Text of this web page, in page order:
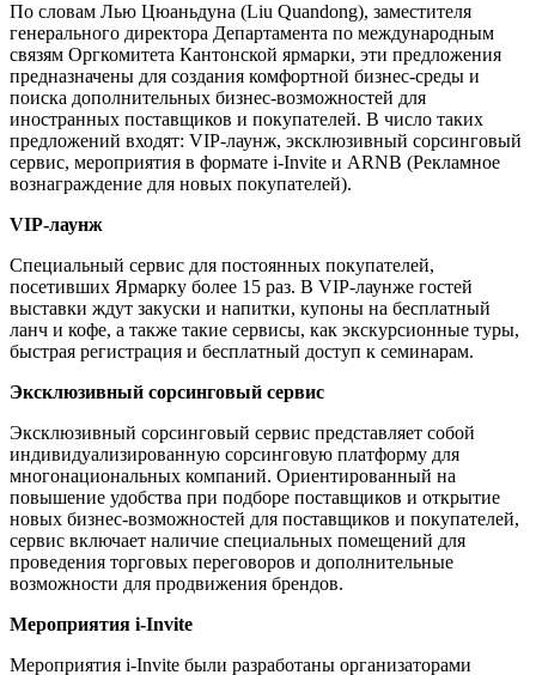
По словам Лью Цюаньдуна (Liu Quandong), заместителя
генерального директора Департамента по международным
связям Оргкомитета Кантонской ярмарки, эти предложения
предназначены для создания комфортной бизнес-среды и
поиска дополнительных бизнес-возможностей для
иностранных поставщиков и покупателей. В число таких
предложений входят: VIP-лаунж, эксклюзивный сорсинговый
сервис, мероприятия в формате i-Invite и ARNB (Рекламное
вознаграждение для новых покупателей).
VIP-лаунж
Специальный сервис для постоянных покупателей,
посетивших Ярмарку более 15 раз. В VIP-лаунже гостей
выставки ждут закуски и напитки, купоны на бесплатный
ланч и кофе, а также такие сервисы, как экскурсионные туры,
быстрая регистрация и бесплатный доступ к семинарам.
Эксклюзивный сорсинговый сервис
Эксклюзивный сорсинговый сервис представляет собой
индивидуализированную сорсинговую платформу для
многонациональных компаний. Ориентированный на
повышение удобства при подборе поставщиков и открытие
новых бизнес-возможностей для поставщиков и покупателей,
сервис включает наличие специальных помещений для
проведения торговых переговоров и дополнительные
возможности для продвижения брендов.
Мероприятия i-Invite
Мероприятия i-Invite были разработаны организаторами